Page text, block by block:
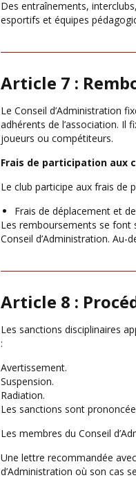
Des entraînements,
esportifs et équipes
Article 7 :
Le Conseil d’Administration
adhérents de l’association. Il
joueurs ou compétiteurs.
Frais de participation aux
Le club participe aux frais de
Frais de déplacement et
Les remboursements se font
Conseil d’Administration. Au-
Article 8 :
Les sanctions disciplinaires
:
Avertissement.
Suspension.
Radiation.
Les sanctions sont
Les membres du Conseil
Une lettre recommandée
d’Administration où son cas